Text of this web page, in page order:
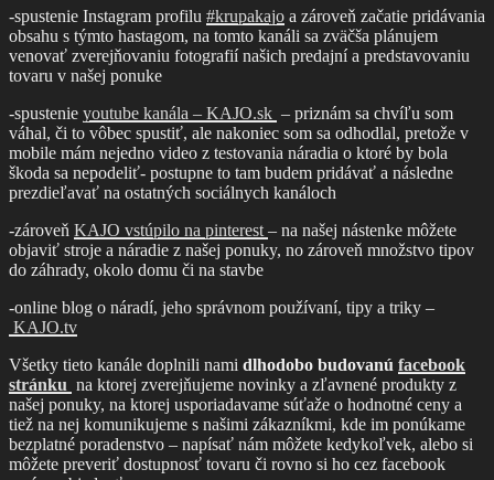
-spustenie Instagram profilu #krupakajo a zároveň začatie pridávania
obsahu s týmto hastagom, na tomto kanáli sa zväčša plánujem
venovať zverejňovaniu fotografií našich predajní a predstavovaniu
tovaru v našej ponuke
-spustenie youtube kanála – KAJO.sk – priznám sa chvíľu som
váhal, či to vôbec spustiť, ale nakoniec som sa odhodlal, pretože v
mobile mám nejedno video z testovania náradia o ktoré by bola
škoda sa nepodeliť- postupne to tam budem pridávať a následne
prezdieľavať na ostatných sociálnych kanáloch
-zároveň KAJO vstúpilo na pinterest– na našej nástenke môžete
objaviť stroje a náradie z našej ponuky, no zároveň množstvo tipov
do záhrady, okolo domu či na stavbe
-online blog o náradí, jeho správnom používaní, tipy a triky –
KAJO.tv
Všetky tieto kanále doplnili nami dlhodobo budovanú facebook
stránku na ktorej zverejňujeme novinky a zľavnené produkty z
našej ponuky, na ktorej usporiadavame súťaže o hodnotné ceny a
tiež na nej komunikujeme s našimi zákazníkmi, kde im ponúkame
bezplatné poradenstvo – napísať nám môžete kedykoľvek, alebo si
môžete preveriť dostupnosť tovaru či rovno si ho cez facebook